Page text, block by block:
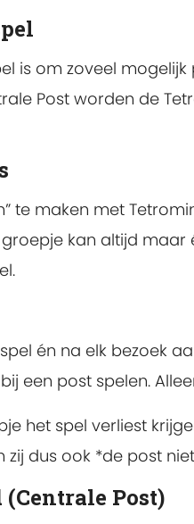
is om zoveel
Post worden de
te maken met
kan altijd maar
én na elk bezoek
een post spelen.
het spel verliest
zij dus ook *de post
Post)